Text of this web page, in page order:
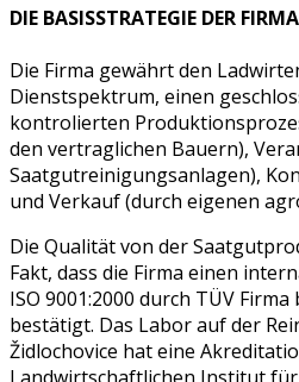
DIE BASISSTRATEGIE DER FIRMA
Die Firma gewährt den
Dienstspektrum, einen
kontrolierten
den vertraglichen Bauern),
Saatgutreinigungsanlagen),
und Verkauf (durch eigenen
Die Qualität von der
Fakt, dass die Firma einen
ISO 9001:2000 durch TÜV
bestätigt. Das Labor auf der
Židlochovice hat eine
Landwirtschaftlichen Institut